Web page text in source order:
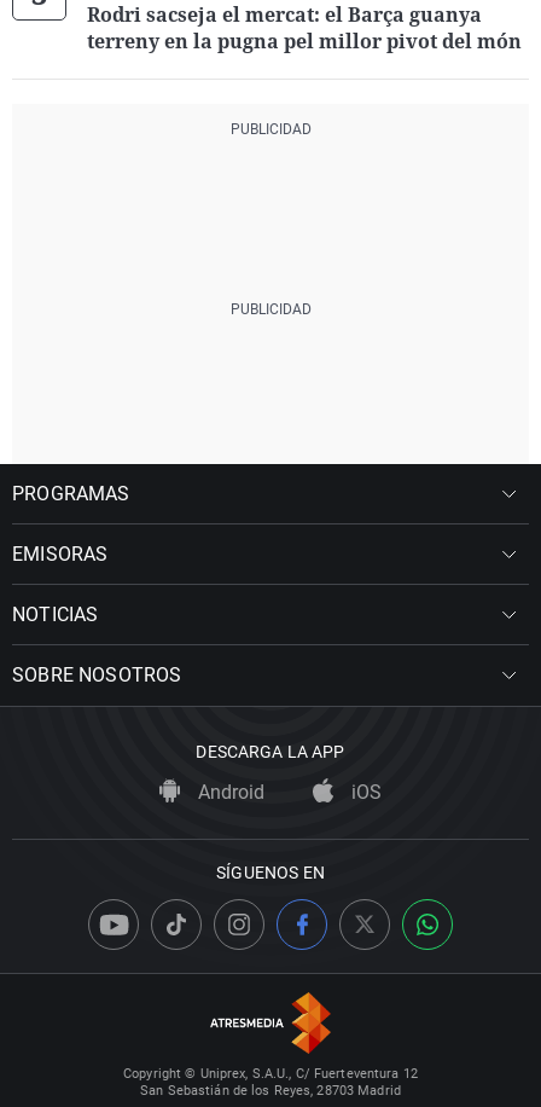
Rodri sacseja el mercat: el Barça guanya
terreny en la pugna pel millor pivot del món
PROGRAMAS
EMISORAS
NOTICIAS
SOBRE NOSOTROS
DESCARGA LA APP
Android iOS
SÍGUENOS EN
Copyright © Uniprex, S.A.U., C/ Fuerteventura 12
San Sebastián de los Reyes, 28703 Madrid